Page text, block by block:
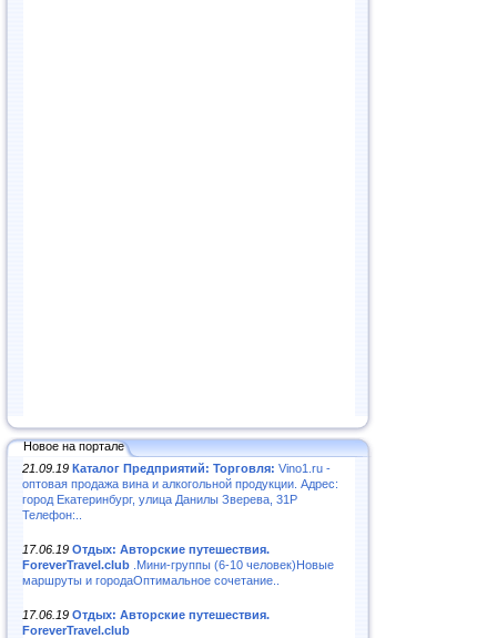
Новое на портале
21.09.19 Каталог Предприятий: Торговля: Vino1.ru -
оптовая продажа вина и алкогольной продукции. Адрес:
город Екатеринбург, улица Данилы Зверева, 31Р
Телефон:..
17.06.19 Отдых: Авторские путешествия.
ForeverTravel.club .Мини-группы (6-10 человек)Новые
маршруты и городаОптимальное сочетание..
17.06.19 Отдых: Авторские путешествия.
ForeverTravel.club